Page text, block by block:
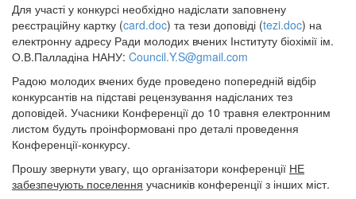
Для участі у конкурсі необхідно надіслати заповнену
реєстраційну картку (card.doc) та тези доповіді (tezi.doc) на
електронну адресу Ради молодих вчених Інституту біохімії ім.
О.В.Палладіна НАНУ: Council.Y.S@gmail.com
Радою молодих вчених буде проведено попередній відбір
конкурсантів на підставі рецензування надісланих тез
доповідей. Учасники Конференції до 10 травня електронним
листом будуть проінформовані про деталі проведення
Конференції-конкурсу.
Прошу звернути увагу, що організатори конференції НЕ
забезпечують поселення учасників конференції з інших міст.